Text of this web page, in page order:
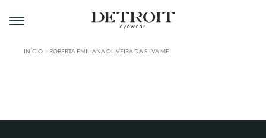
Pular
para
Pular
para
A MONTMARTRE
INÍCIO ROBERTA EMILIANA OLIVEIRA DA SILVA ME